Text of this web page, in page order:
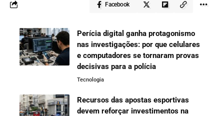
Facebook
Perícia digital ganha protagonismo
nas investigações: por que celulares
e computadores se tornaram provas
decisivas para a polícia
Tecnologia
Recursos das apostas esportivas
devem reforçar investimentos na